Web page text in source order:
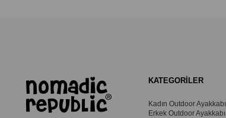
KATEGORİLER
Kadın Outdoor Ayakkabı
Erkek Outdoor Ayakkabı